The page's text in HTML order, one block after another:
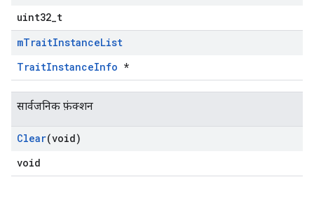
uint32_t
mTraitInstanceList
TraitInstanceInfo *
सार्वजनिक फ़ंक्शन
Clear(void)
void